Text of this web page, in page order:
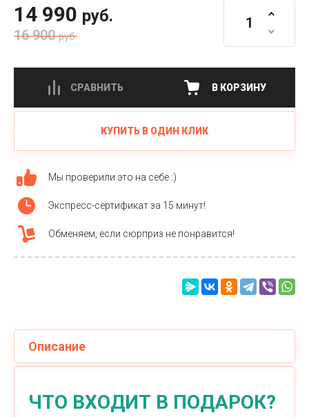
14 990 руб.
16 900 руб.
СРАВНИТЬ В КОРЗИНУ
КУПИТЬ В ОДИН КЛИК
Мы проверили это на себе :)
Экспресс-сертификат за 15 минут!
Обменяем, если сюрприз не понравится!
Описание
ЧТО ВХОДИТ В ПОДАРОК?